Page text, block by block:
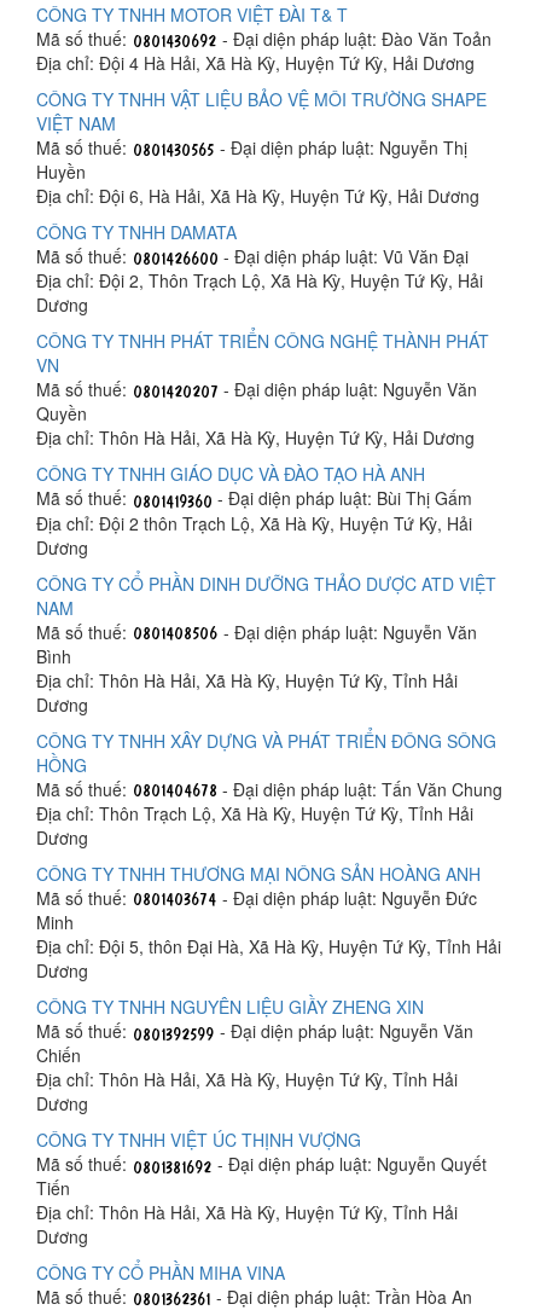
CÔNG TY TNHH MOTOR VIỆT ĐÀI T& T
Mã số thuế:
- Đại diện pháp luật: Đào Văn Toản
Địa chỉ: Đội 4 Hà Hải, Xã Hà Kỳ, Huyện Tứ Kỳ, Hải Dương
CÔNG TY TNHH VẬT LIỆU BẢO VỆ MÔI TRƯỜNG SHAPE
VIỆT NAM
Mã số thuế:
- Đại diện pháp luật: Nguyễn Thị
Huyền
Địa chỉ: Đội 6, Hà Hải, Xã Hà Kỳ, Huyện Tứ Kỳ, Hải Dương
CÔNG TY TNHH DAMATA
Mã số thuế:
- Đại diện pháp luật: Vũ Văn Đại
Địa chỉ: Đội 2, Thôn Trạch Lộ, Xã Hà Kỳ, Huyện Tứ Kỳ, Hải
Dương
CÔNG TY TNHH PHÁT TRIỂN CÔNG NGHỆ THÀNH PHÁT
VN
Mã số thuế:
- Đại diện pháp luật: Nguyễn Văn
Quyền
Địa chỉ: Thôn Hà Hải, Xã Hà Kỳ, Huyện Tứ Kỳ, Hải Dương
CÔNG TY TNHH GIÁO DỤC VÀ ĐÀO TẠO HÀ ANH
Mã số thuế:
- Đại diện pháp luật: Bùi Thị Gấm
Địa chỉ: Đội 2 thôn Trạch Lộ, Xã Hà Kỳ, Huyện Tứ Kỳ, Hải
Dương
CÔNG TY CỔ PHẦN DINH DƯỠNG THẢO DƯỢC ATD VIỆT
NAM
Mã số thuế:
- Đại diện pháp luật: Nguyễn Văn
Bình
Địa chỉ: Thôn Hà Hải, Xã Hà Kỳ, Huyện Tứ Kỳ, Tỉnh Hải
Dương
CÔNG TY TNHH XÂY DỰNG VÀ PHÁT TRIỂN ĐÔNG SÔNG
HỒNG
Mã số thuế:
- Đại diện pháp luật: Tấn Văn Chung
Địa chỉ: Thôn Trạch Lộ, Xã Hà Kỳ, Huyện Tứ Kỳ, Tỉnh Hải
Dương
CÔNG TY TNHH THƯƠNG MẠI NÔNG SẢN HOÀNG ANH
Mã số thuế:
- Đại diện pháp luật: Nguyễn Đức
Minh
Địa chỉ: Đội 5, thôn Đại Hà, Xã Hà Kỳ, Huyện Tứ Kỳ, Tỉnh Hải
Dương
CÔNG TY TNHH NGUYÊN LIỆU GIẦY ZHENG XIN
Mã số thuế:
- Đại diện pháp luật: Nguyễn Văn
Chiến
Địa chỉ: Thôn Hà Hải, Xã Hà Kỳ, Huyện Tứ Kỳ, Tỉnh Hải
Dương
CÔNG TY TNHH VIỆT ÚC THỊNH VƯỢNG
Mã số thuế:
- Đại diện pháp luật: Nguyễn Quyết
Tiến
Địa chỉ: Thôn Hà Hải, Xã Hà Kỳ, Huyện Tứ Kỳ, Tỉnh Hải
Dương
CÔNG TY CỔ PHẦN MIHA VINA
Mã số thuế:
- Đại diện pháp luật: Trần Hòa An